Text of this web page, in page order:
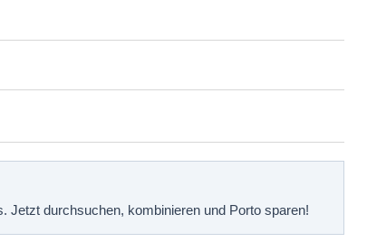
Jetzt durchsuchen, kombinieren und Porto sparen!